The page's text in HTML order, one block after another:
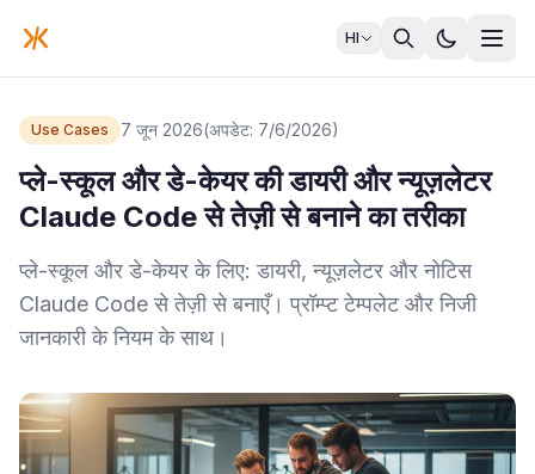
HI
Use Cases 7 जून 2026(अपडेट: 7/6/2026)
प्ले-स्कूल और डे-केयर की डायरी और न्यूज़लेटर
Claude Code से तेज़ी से बनाने का तरीका
प्ले-स्कूल और डे-केयर के लिए: डायरी, न्यूज़लेटर और नोटिस
Claude Code से तेज़ी से बनाएँ। प्रॉम्प्ट टेम्पलेट और निजी
जानकारी के नियम के साथ।